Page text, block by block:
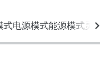
式电源模式能源模式灵活